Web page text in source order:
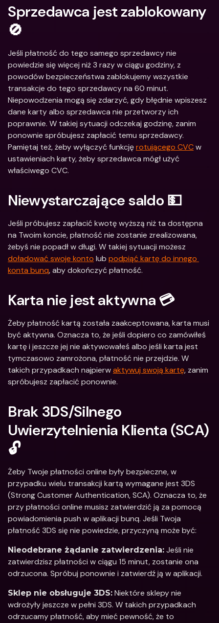
Sprzedawca jest zablokowany
🚫
Jeśli płatność do tego samego sprzedawcy nie
powiedzie się więcej niż 3 razy w ciągu godziny, z
powodów bezpieczeństwa zablokujemy wszystkie
transakcje do tego sprzedawcy na 60 minut.
Niepowodzenia mogą się zdarzyć, gdy błędnie wpiszesz
dane karty albo sprzedawca nie przetworzy ich
poprawnie. W takiej sytuacji odczekaj godzinę, zanim
ponownie spróbujesz zapłacić temu sprzedawcy.
Pamiętaj też, żeby wyłączyć funkcję rotującego CVC w
ustawieniach karty, żeby sprzedawca mógł użyć
właściwego CVC.
Niewystarczające saldo 💵
Jeśli próbujesz zapłacić kwotę wyższą niż ta dostępna
na Twoim koncie, płatność nie zostanie zrealizowana,
doładować swoje konto lub podpiąć kartę do innego
konta bunq, aby dokończyć płatność.
Karta nie jest aktywna 💳
Żeby płatność kartą została zaakceptowana, karta musi
być aktywna. Oznacza to, że jeśli dopiero co zamówiłeś
kartę i jeszcze jej nie aktywowałeś albo jeśli karta jest
tymczasowo zamrożona, płatność nie przejdzie. W
takich przypadkach najpierw aktywuj swoją kartę, zanim
spróbujesz zapłacić ponownie.
Brak 3DS/Silnego
Uwierzytelnienia Klienta (SCA)
🔓
Żeby Twoje płatności online były bezpieczne, w
przypadku wielu transakcji kartą wymagane jest 3DS
(Strong Customer Authentication, SCA). Oznacza to, że
przy płatności online musisz zatwierdzić ją za pomocą
powiadomienia push w aplikacji bunq. Jeśli Twoja
płatność 3DS się nie powiedzie, przyczyną może być:
Nieodebrane żądanie zatwierdzenia: Jeśli nie
zatwierdzisz płatności w ciągu 15 minut, zostanie ona
odrzucona. Spróbuj ponownie i zatwierdź ją w aplikacji.
Sklep nie obsługuje 3DS: Niektóre sklepy nie
wdrożyły jeszcze w pełni 3DS. W takich przypadkach
odrzucamy płatność, aby mieć pewność, że to